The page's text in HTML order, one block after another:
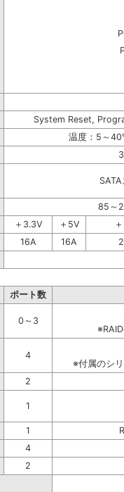
System Reset,
温度：5～
85～
＋3.3V ＋5V
16A 16A
ポート数
0～3
4
※付属のシ
2
1
1
4
2